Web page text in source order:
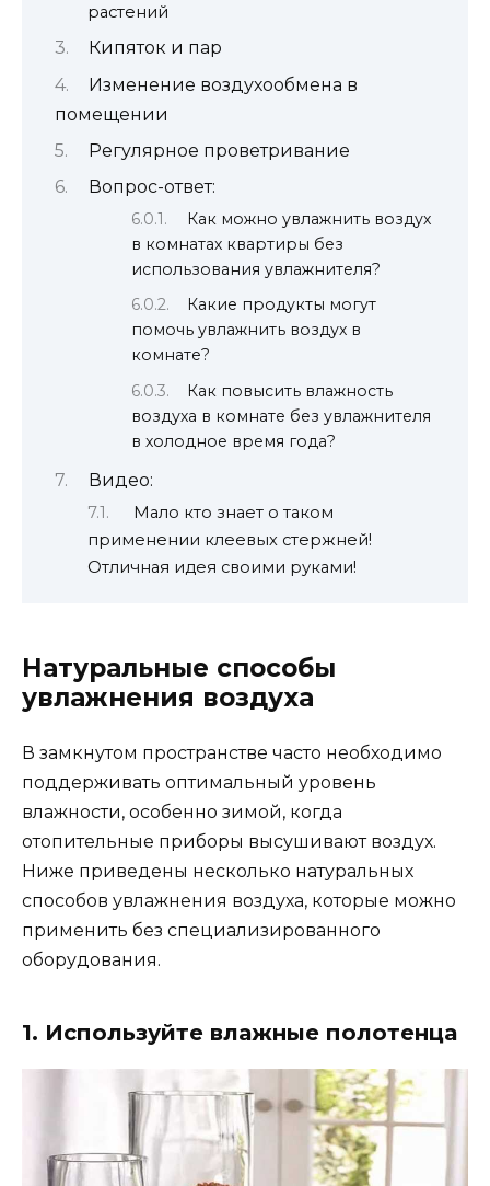
растений
Кипяток и пар
Изменение воздухообмена в
помещении
Регулярное проветривание
Вопрос-ответ:
Как можно увлажнить воздух
в комнатах квартиры без
использования увлажнителя?
Какие продукты могут
помочь увлажнить воздух в
комнате?
Как повысить влажность
воздуха в комнате без увлажнителя
в холодное время года?
Видео:
Мало кто знает о таком
применении клеевых стержней!
Отличная идея своими руками!
Натуральные способы
увлажнения воздуха
В замкнутом пространстве часто необходимо
поддерживать оптимальный уровень
влажности, особенно зимой, когда
отопительные приборы высушивают воздух.
Ниже приведены несколько натуральных
способов увлажнения воздуха, которые можно
применить без специализированного
оборудования.
1. Используйте влажные полотенца